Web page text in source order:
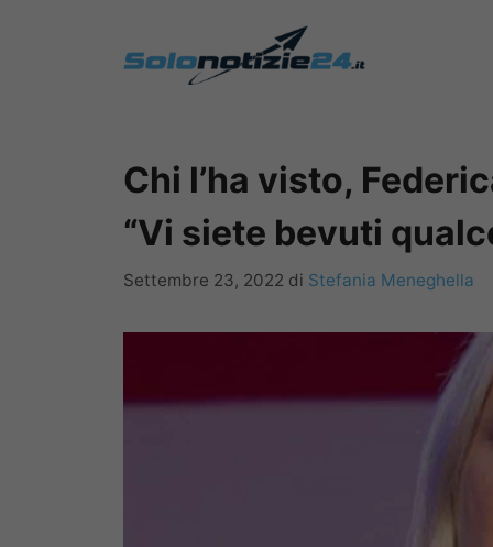
Chi l’ha visto,
“Vi siete bevuti
Settembre 23, 2022 di Stefania Meneghella